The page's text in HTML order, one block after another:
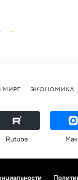
МИРЕ ЭКОНОМИКА
Rutube